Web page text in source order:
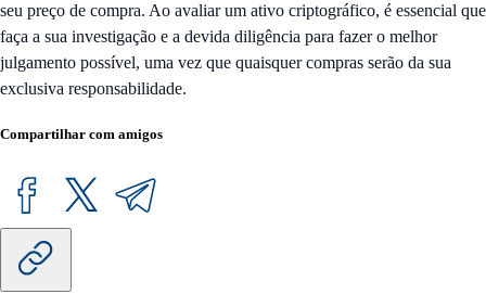
seu preço de compra. Ao avaliar um ativo criptográfico, é essencial que
faça a sua investigação e a devida diligência para fazer o melhor
julgamento possível, uma vez que quaisquer compras serão da sua
exclusiva responsabilidade.
Compartilhar com amigos